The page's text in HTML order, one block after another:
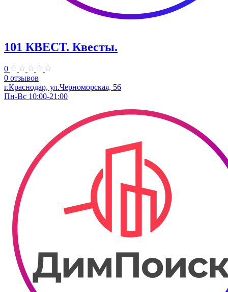
101 КВЕСТ. Квесты.
0
0 отзывов
г.Краснодар, ул.Черноморская, 56
Пн-Вс 10:00-21:00